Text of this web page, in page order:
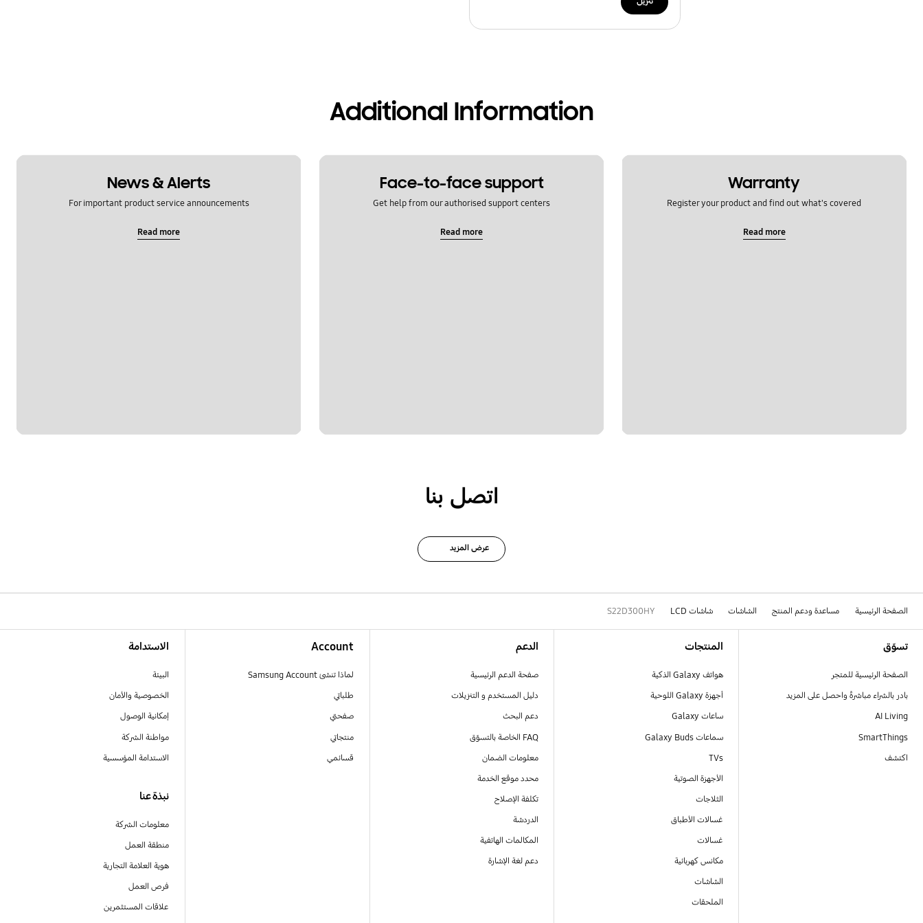
Additional Information
Warranty
Register your product and find out what's covered
Read more
Face-to-face support
Get help from our authorised support centers
Read more
News & Alerts
For important product service announcements
Read more
اتصل بنا
عرض المزيد
الصفحة الرئيسية مساعدة ودعم المنتج الشاشات شاشات LCD S22D300HY
تسوّق
الصفحة الرئيسية للمتجر
بادر بالشراء مباشرةً واحصل على المزيد
AI Living
SmartThings
اكتشف
المنتجات
هواتف Galaxy الذكية
أجهزة Galaxy اللوحية
ساعات Galaxy
سماعات Galaxy Buds
TVs
الأجهزة الصوتية
الثلاجات
غسالات الأطباق
غسالات
مكانس كهربائية
الشاشات
الملحقات
الدعم
صفحة الدعم الرئيسية
دليل المستخدم و التنزيلات
دعم البحث
FAQ الخاصة بالتسوّق
معلومات الضمان
محدد موقع الخدمة
تكلفة الإصلاح
الدردشة
المكالمات الهاتفية
دعم لغة الإشارة
Account
لماذا تنشئ Samsung Account
طلباتي
صفحتي
منتجاتي
قسائمي
الاستدامة
البيئة
الخصوصية والأمان
إمكانية الوصول
مواطنة الشركة
الاستدامة المؤسسية
نبذة عنا
معلومات الشركة
منطقة العمل
هوية العلامة التجارية
فرص العمل
علاقات المستثمرين